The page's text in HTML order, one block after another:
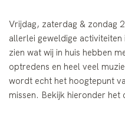
Vrijdag, zaterdag & zondag
allerlei geweldige
zien wat wij in huis hebben
optredens en heel veel
wordt echt het hoogtepunt
missen. Bekijk hieronder